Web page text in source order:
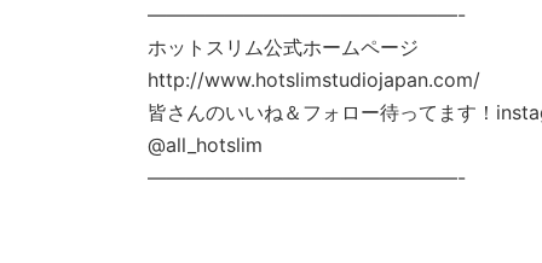
————————————————-
ホットスリム公式ホームページ
http://www.hotslimstudiojapan.com/
皆さんのいいね＆フォロー待ってます！
@all_hotslim
————————————————-